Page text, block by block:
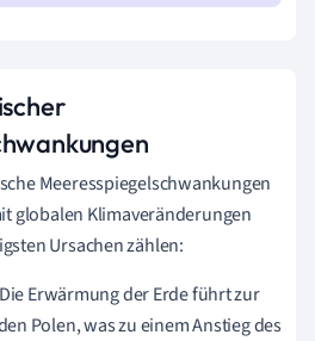
Meeresspiegelschwankungen
globalen Klimaveränderungen
Ursachen zählen:
Die Erwärmung der Erde führt zur
Polen, was zu einem Anstieg des